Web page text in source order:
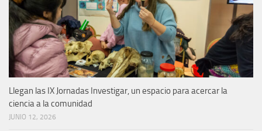
Llegan las IX Jornadas Investigar, un espacio para acercar la
ciencia a la comunidad
JUNIO 12, 2026